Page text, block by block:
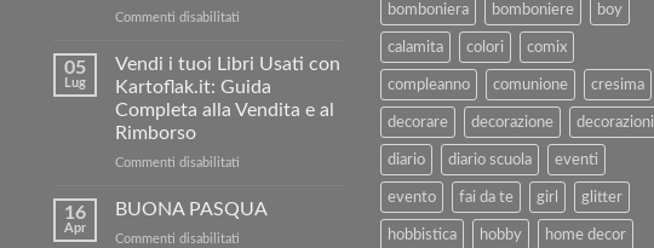
Commenti disabilitati
e
Risparmia:
5€
nostro
sito!
05
Lug
Vendi i tuoi Libri Usati con
Kartoflak.it: Guida
Completa alla Vendita e al
Rimborso
Commenti disabilitati
i
tuoi
16
Apr
BUONA PASQUA
Commenti disabilitati
bomboniera bomboniere boy
calamita colori comix
compleanno comunione cresima
decorare decorazione decorazioni
diario diario scuola eventi
evento fai da te girl glitter
hobbistica hobby home decor